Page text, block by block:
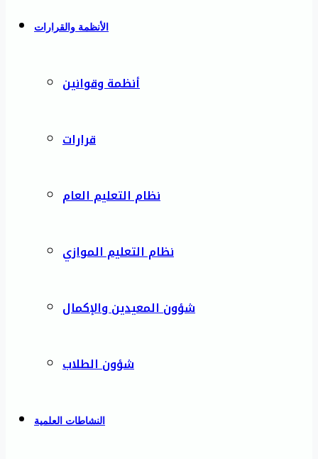
الأنظمة والقرارات
أنظمة وقوانين
قرارات
نظام التعليم العام
نظام التعليم الموازي
شؤون المعيدين والإكمال
شؤون الطلاب
النشاطات العلمية